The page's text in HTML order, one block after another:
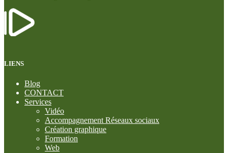
LIENS
Blog
CONTACT
Services
Vidéo
Accompagnement Réseaux sociaux
Création graphique
Formation
Web